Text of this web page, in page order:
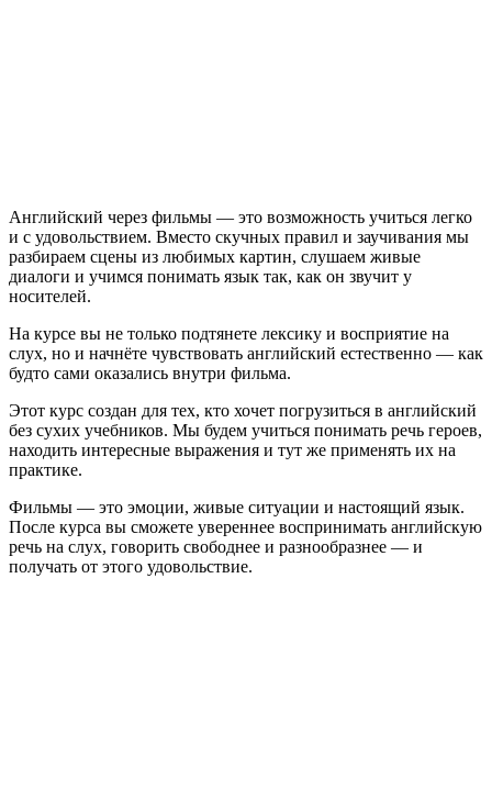
Английский через фильмы — это возможность учиться легко
и с удовольствием. Вместо скучных правил и заучивания мы
разбираем сцены из любимых картин, слушаем живые
диалоги и учимся понимать язык так, как он звучит у
носителей.
На курсе вы не только подтянете лексику и восприятие на
слух, но и начнёте чувствовать английский естественно — как
будто сами оказались внутри фильма.
Этот курс создан для тех, кто хочет погрузиться в английский
без сухих учебников. Мы будем учиться понимать речь героев,
находить интересные выражения и тут же применять их на
практике.
Фильмы — это эмоции, живые ситуации и настоящий язык.
После курса вы сможете увереннее воспринимать английскую
речь на слух, говорить свободнее и разнообразнее — и
получать от этого удовольствие.